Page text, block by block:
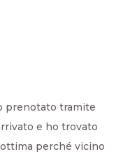
prenotato tramite
e ho trovato
perché vicino